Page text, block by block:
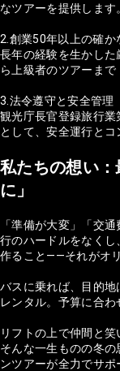
なツアーを提供します
2.創業50年以上の確か
長年の経験を生かし
ら上級者のツアーまで
3.法令遵守と安全管理
観光庁長官登録旅行
として、安全運行とコ
私たちの想い
に」
「準備が大変」「交
行のハードルをなく
作ること——それがオ
バスに乗れば、目的
レンタル。予算に合わ
リフトの上で仲間と
そんな一生ものの冬
ンツアーが全力でサポ